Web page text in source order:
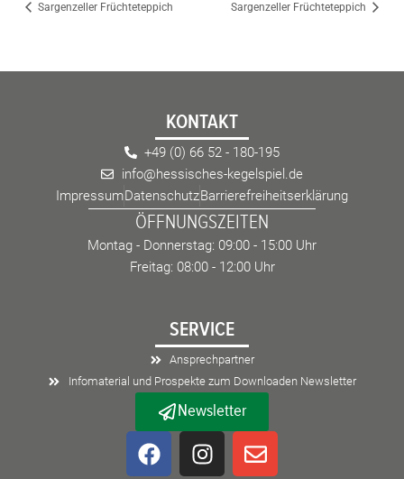
Sargenzeller Früchteteppich Sargenzeller Früchteteppich
KONTAKT
+49 (0) 66 52 - 180-195
info@hessisches-kegelspiel.de
ImpressumDatenschutzBarrierefreiheitserklärung
ÖFFNUNGSZEITEN
Montag - Donnerstag: 09:00 - 15:00 Uhr
Freitag: 08:00 - 12:00 Uhr
SERVICE
Ansprechpartner
Infomaterial und Prospekte zum Downloaden Newsletter
Newsletter
F
a
I
n
E
n